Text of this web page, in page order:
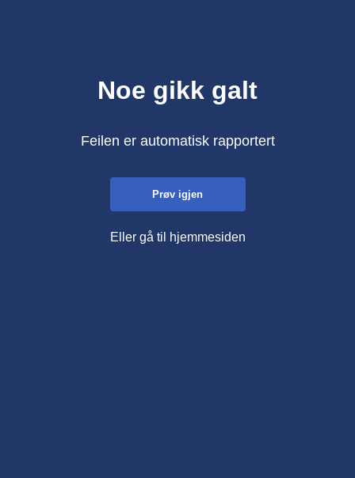
Noe gikk galt
Feilen er automatisk rapportert
Prøv igjen
Eller gå til hjemmesiden